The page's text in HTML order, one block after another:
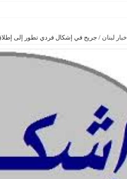
اخبار لبنان / جريح في إشكال فردي تطور إلى